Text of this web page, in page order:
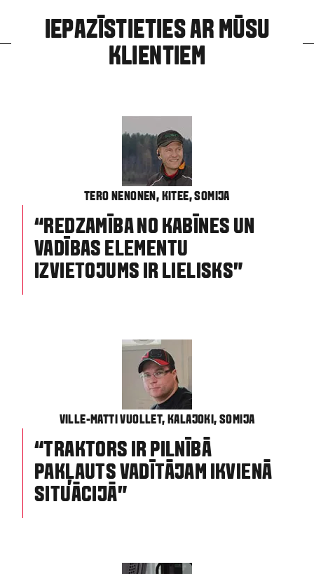
IEPAZĪSTIETIES AR MŪSU
KLIENTIEM
TERO NENONEN, KITEE, SOMIJA
“REDZAMĪBA NO KABĪNES UN
VADĪBAS ELEMENTU
IZVIETOJUMS IR LIELISKS”
VILLE-MATTI VUOLLET, KALAJOKI, SOMIJA
“TRAKTORS IR PILNĪBĀ
PAKĻAUTS VADĪTĀJAM IKVIENĀ
SITUĀCIJĀ”